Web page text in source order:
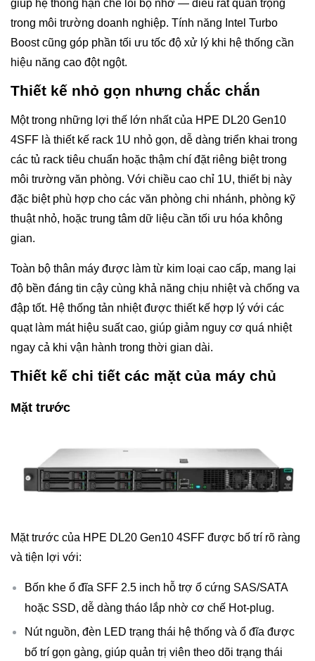
giúp hệ thống hạn chế lỗi bộ nhớ — điều rất quan trọng
trong môi trường doanh nghiệp. Tính năng Intel Turbo
Boost cũng góp phần tối ưu tốc độ xử lý khi hệ thống cần
hiệu năng cao đột ngột.
Thiết kế nhỏ gọn nhưng chắc chắn
Một trong những lợi thế lớn nhất của HPE DL20 Gen10
4SFF là thiết kế rack 1U nhỏ gọn, dễ dàng triển khai trong
các tủ rack tiêu chuẩn hoặc thậm chí đặt riêng biệt trong
môi trường văn phòng. Với chiều cao chỉ 1U, thiết bị này
đặc biệt phù hợp cho các văn phòng chi nhánh, phòng kỹ
thuật nhỏ, hoặc trung tâm dữ liệu cần tối ưu hóa không
gian.
Toàn bộ thân máy được làm từ kim loại cao cấp, mang lại
độ bền đáng tin cậy cùng khả năng chịu nhiệt và chống va
đập tốt. Hệ thống tản nhiệt được thiết kế hợp lý với các
quạt làm mát hiệu suất cao, giúp giảm nguy cơ quá nhiệt
ngay cả khi vận hành trong thời gian dài.
Thiết kế chi tiết các mặt của máy chủ
Mặt trước
Mặt trước của HPE DL20 Gen10 4SFF được bố trí rõ ràng
và tiện lợi với:
Bốn khe ổ đĩa SFF 2.5 inch hỗ trợ ổ cứng SAS/SATA
hoặc SSD, dễ dàng tháo lắp nhờ cơ chế Hot-plug.
Nút nguồn, đèn LED trạng thái hệ thống và ổ đĩa được
bố trí gọn gàng, giúp quản trị viên theo dõi trạng thái